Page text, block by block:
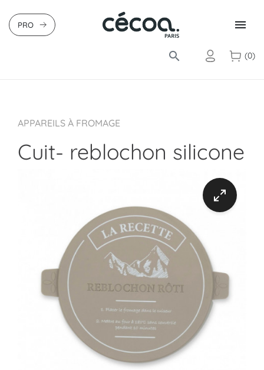

PRO
search (0)
APPAREILS À FROMAGE
Cuit- reblochon silicone